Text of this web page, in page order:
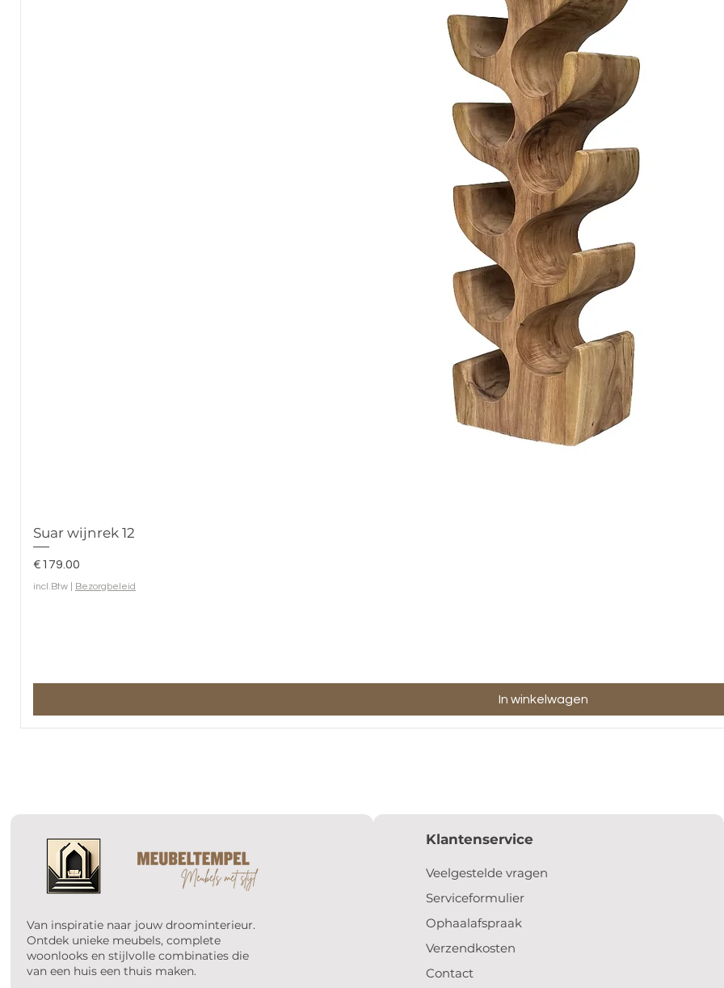
Suar wijnrek 12
Prijs
€179.00
incl.Btw Bezorgbeleid
In winkelwagen
Van inspiratie naar jouw droominterieur.
Ontdek unieke meubels, complete
woonlooks en stijlvolle combinaties die
van een huis een thuis maken.
Klantenservice
Veelgestelde vragen
Serviceformulier
Ophaalafspraak
Verzendkosten
Contact